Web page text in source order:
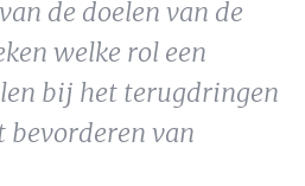
Show
de doelen van de
welke rol een
bij het terugdringen
bevorderen van